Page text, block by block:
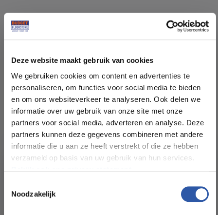
Deze website maakt gebruik van cookies
We gebruiken cookies om content en advertenties te
personaliseren, om functies voor social media te bieden
en om ons websiteverkeer te analyseren. Ook delen we
informatie over uw gebruik van onze site met onze
partners voor social media, adverteren en analyse. Deze
partners kunnen deze gegevens combineren met andere
informatie die u aan ze heeft verstrekt of die ze hebben
verzameld op basis van uw gebruik van hun services.
Noodzakelijk
Soort vloer: Tegels Lijm
Kleur: Wit Grijs
Pakinhoud (m²): 4,18